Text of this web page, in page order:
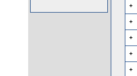
+
+
+
+
+